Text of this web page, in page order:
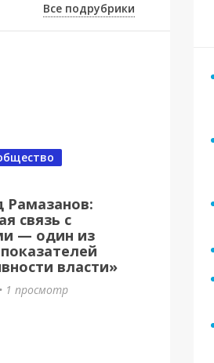
Все подрубрики
Рамазанов:
связь с
— один из
власти»
1 просмотр